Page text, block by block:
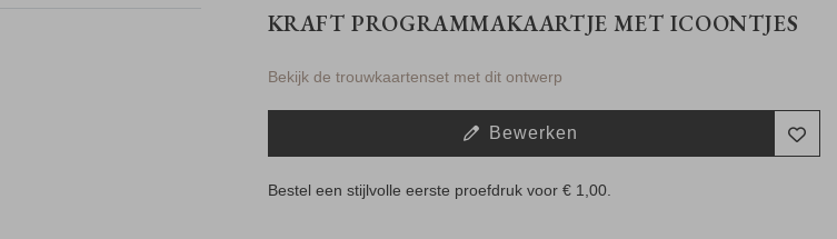
KRAFT PROGRAMMAKAARTJE MET ICOONTJES
Bekijk de trouwkaartenset met dit ontwerp
Bewerken
Bestel een stijlvolle eerste proefdruk voor € 1,00.